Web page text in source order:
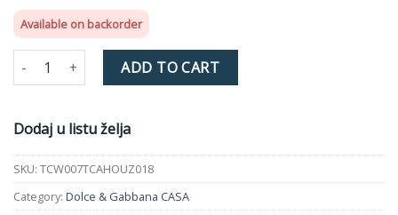
Available on backorder
Tapeta TCW007TCAHOUZ018 D&G quantity
ADD TO CART
Dodaj u listu želja
SKU: TCW007TCAHOUZ018
Category: Dolce & Gabbana CASA